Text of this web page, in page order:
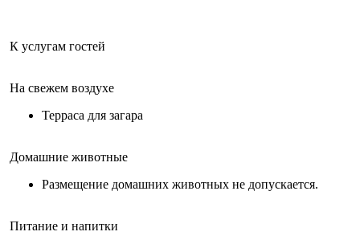
К услугам гостей
На свежем воздухе
Терраса для загара
Домашние животные
Размещение домашних животных не допускается.
Питание и напитки